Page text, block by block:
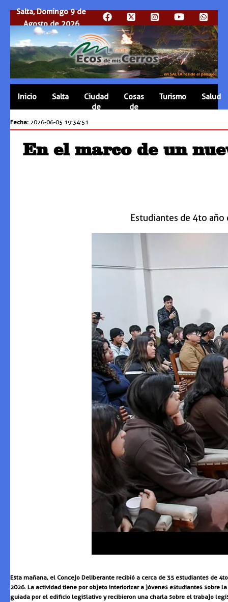
Salta, Domingo 9 de
Agosto de 2026
Inicio Salta
Ciudad
de
Cosas
de
Turismo Salud
Fecha: 2026-06-05 19:34:51
En el marco de un
Estudiantes de 4to
Esta mañana, el Concejo Deliberante recibió a cerca de 35 estudiantes de
2026. La actividad tiene por objeto interiorizar a jóvenes estudiantes sobre
guiada por el edificio legislativo y recibieron una charla sobre el trabajo